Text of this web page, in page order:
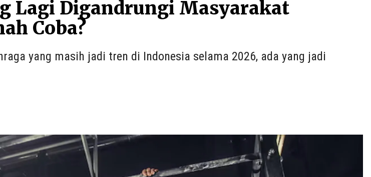
Lagi Digandrungi Masyarakat
Coba?
yang masih jadi tren di Indonesia selama 2026, ada yang jadi